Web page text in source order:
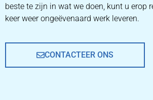
beste te zijn in wat we doen, kunt u erop
keer weer ongeëvenaard werk leveren.
CONTACTEER ONS